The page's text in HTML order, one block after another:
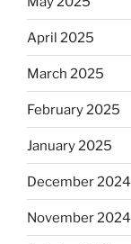
April 2025
March 2025
February 2025
January 2025
December 2024
November 2024